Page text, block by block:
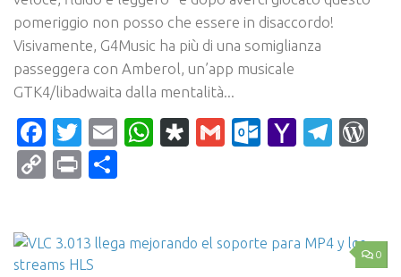
pomeriggio non posso che essere in disaccordo!
Visivamente, G4Music ha più di una somiglianza
passeggera con Amberol, un’app musicale
GTK4/libadwaita dalla mentalità...
Facebook
Twitter
EmailWhatsApp
Diaspora
Gmail Yahoo
CopyPrint
0